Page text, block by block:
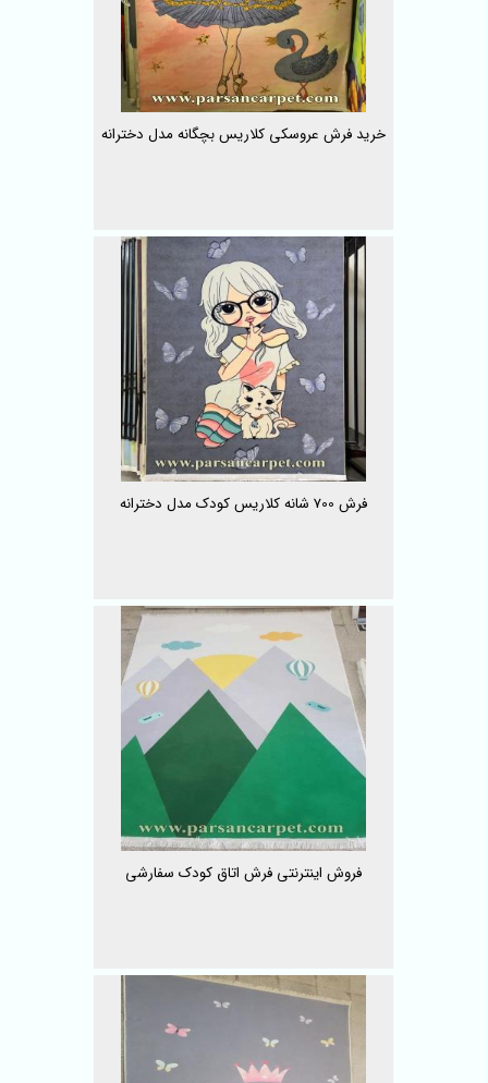
خرید فرش عروسکی کلاریس بچگانه مدل دخترانه
فرش 700 شانه کلاریس کودک مدل دخترانه
فروش اینترنتی فرش اتاق کودک سفارشی